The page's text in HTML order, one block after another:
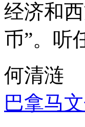
经济和
币”。听
何清涟
巴拿马